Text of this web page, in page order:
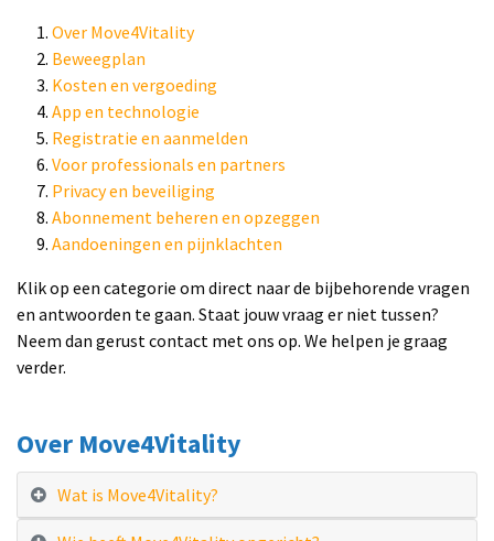
Over Move4Vitality
Beweegplan
Kosten en vergoeding
App en technologie
Registratie en aanmelden
Voor professionals en partners
Privacy en beveiliging
Abonnement beheren en opzeggen
Aandoeningen en pijnklachten
Klik op een categorie om direct naar de bijbehorende vragen
en antwoorden te gaan. Staat jouw vraag er niet tussen?
Neem dan gerust contact met ons op. We helpen je graag
verder.
Over Move4Vitality
Wat is Move4Vitality?